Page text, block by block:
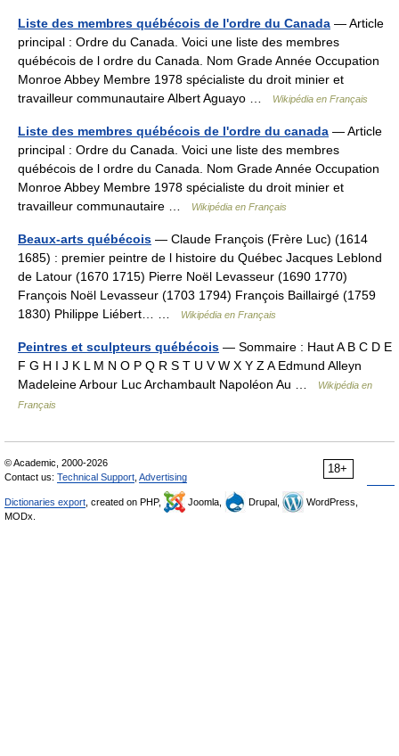
Liste des membres québécois de l'ordre du Canada — Article
principal : Ordre du Canada. Voici une liste des membres
québécois de l ordre du Canada. Nom Grade Année Occupation
Monroe Abbey Membre 1978 spécialiste du droit minier et
travailleur communautaire Albert Aguayo …
Wikipédia en Français
Liste des membres québécois de l'ordre du canada — Article
principal : Ordre du Canada. Voici une liste des membres
québécois de l ordre du Canada. Nom Grade Année Occupation
Monroe Abbey Membre 1978 spécialiste du droit minier et
travailleur communautaire …
Wikipédia en Français
Beaux-arts québécois — Claude François (Frère Luc) (1614
1685) : premier peintre de l histoire du Québec Jacques Leblond
de Latour (1670 1715) Pierre Noël Levasseur (1690 1770)
François Noël Levasseur (1703 1794) François Baillairgé (1759
1830) Philippe Liébert… …
Wikipédia en Français
Peintres et sculpteurs québécois — Sommaire : Haut A B C D E
F G H I J K L M N O P Q R S T U V W X Y Z A Edmund Alleyn
Madeleine Arbour Luc Archambault Napoléon Au …
Wikipédia en
Français
18+
© Academic, 2000-2026
Contact us: Technical Support Advertising
Dictionaries export , created on PHP, Joomla, Drupal,
WordPress,
MODx.